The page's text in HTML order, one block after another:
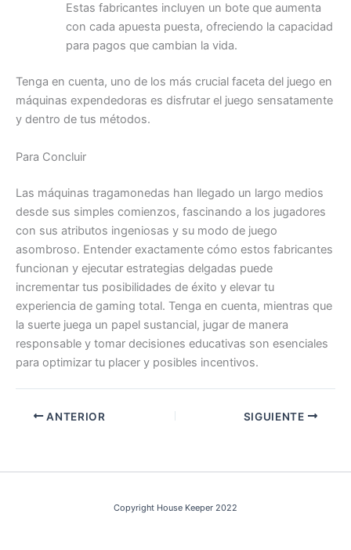
Estas fabricantes incluyen un bote que aumenta
con cada apuesta puesta, ofreciendo la capacidad
para pagos que cambian la vida.
Tenga en cuenta, uno de los más crucial faceta del juego en
máquinas expendedoras es disfrutar el juego sensatamente
y dentro de tus métodos.
Para Concluir
Las máquinas tragamonedas han llegado un largo medios
desde sus simples comienzos, fascinando a los jugadores
con sus atributos ingeniosas y su modo de juego
asombroso. Entender exactamente cómo estos fabricantes
funcionan y ejecutar estrategias delgadas puede
incrementar tus posibilidades de éxito y elevar tu
experiencia de gaming total. Tenga en cuenta, mientras que
la suerte juega un papel sustancial, jugar de manera
responsable y tomar decisiones educativas son esenciales
para optimizar tu placer y posibles incentivos.
ANTERIOR SIGUIENTE
Copyright House Keeper 2022